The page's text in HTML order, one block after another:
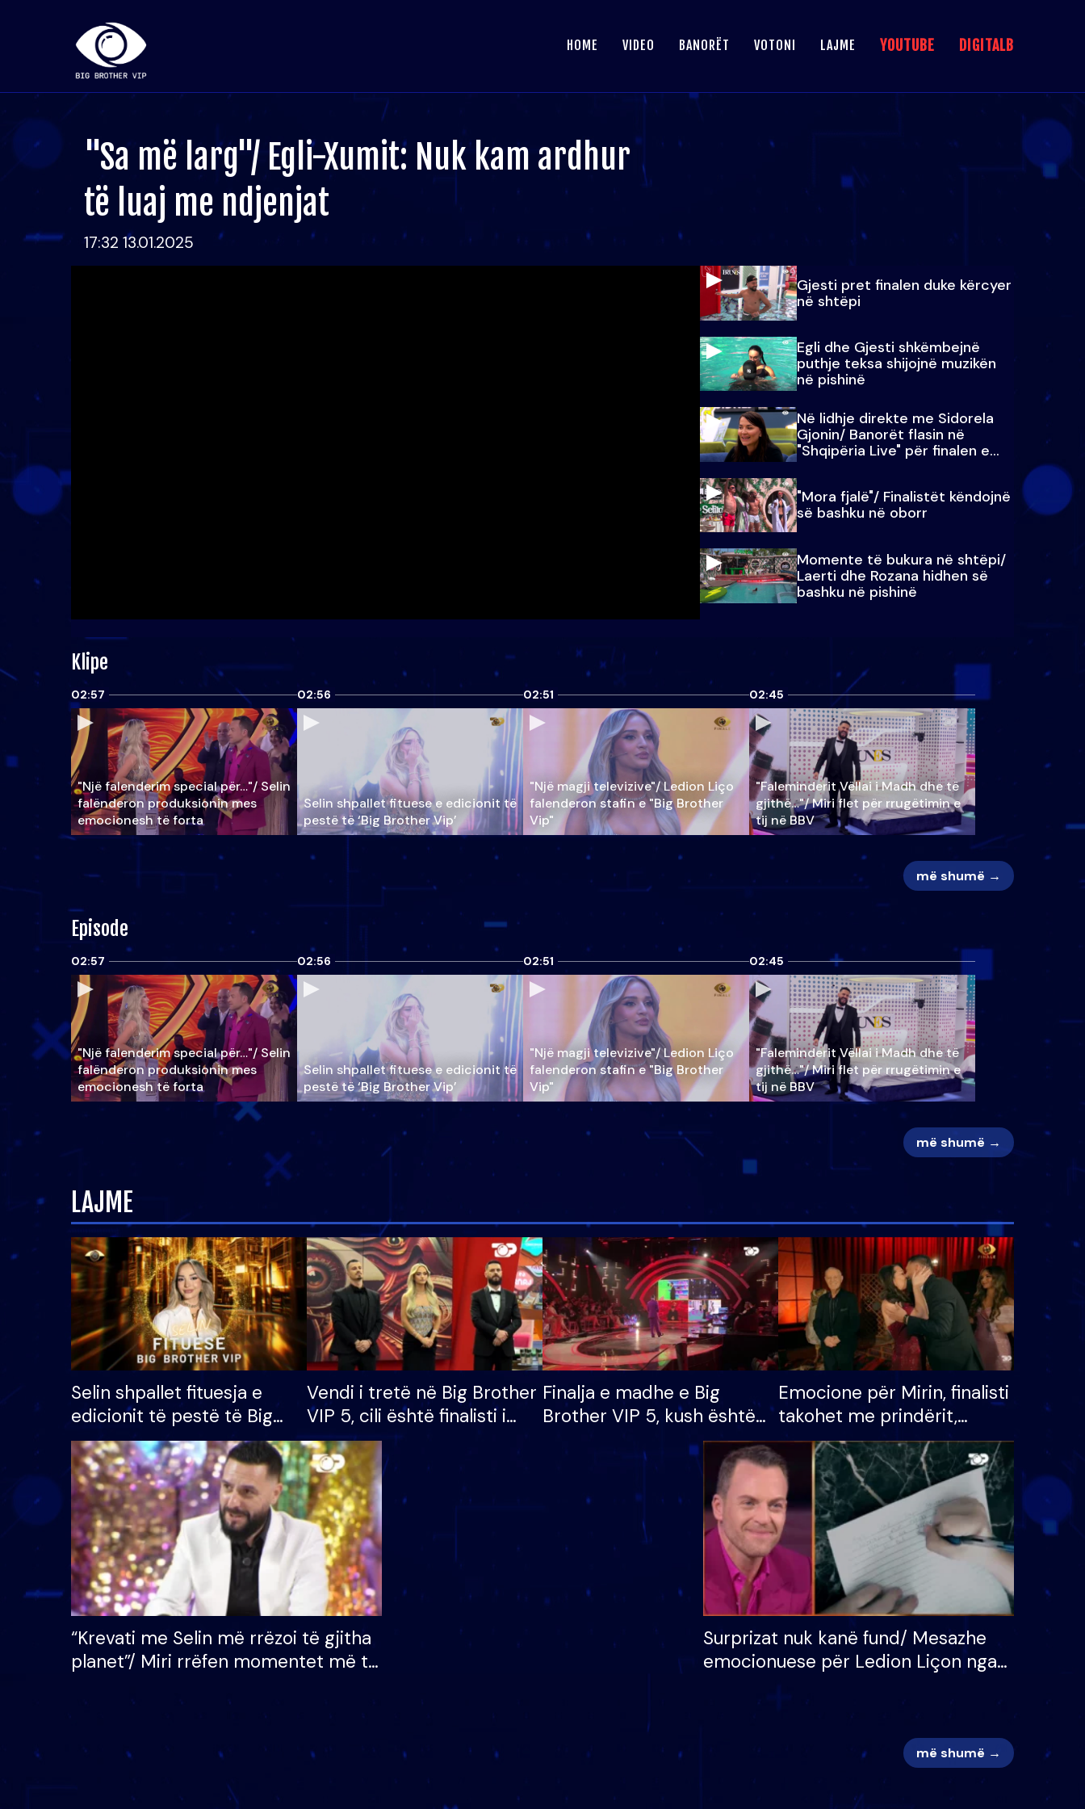
HOME VIDEO BANORËT VOTONI LAJME YOUTUBE DIGITALB
"Sa më larg"/ Egli-Xumit: Nuk kam ardhur
të luaj me ndjenjat
17:32 13.01.2025
Gjesti pret finalen duke kërcyer
në shtëpi
Egli dhe Gjesti shkëmbejnë
puthje teksa shijojnë muzikën
në pishinë
Në lidhje direkte me Sidorela
Gjonin/ Banorët flasin në
"Shqipëria Live" për finalen e
madhe
"Mora fjalë"/ Finalistët këndojnë
së bashku në oborr
Momente të bukura në shtëpi/
Laerti dhe Rozana hidhen së
bashku në pishinë
Klipe
02:57
"Një falenderim special për…"/ Selin
falënderon produksionin mes
emocionesh të forta
02:56
Selin shpallet fituese e edicionit të
pestë të ‘Big Brother Vip’
02:51
"Një magji televizive"/ Ledion Liço
falenderon stafin e "Big Brother
Vip"
02:45
"Faleminderit Vëllai i Madh dhe të
gjithë…"/ Miri flet për rrugëtimin e
tij në BBV
më shumë →
Episode
02:57
"Një falenderim special për…"/ Selin
falënderon produksionin mes
emocionesh të forta
02:56
Selin shpallet fituese e edicionit të
pestë të ‘Big Brother Vip’
02:51
"Një magji televizive"/ Ledion Liço
falenderon stafin e "Big Brother
Vip"
02:45
"Faleminderit Vëllai i Madh dhe të
gjithë…"/ Miri flet për rrugëtimin e
tij në BBV
më shumë →
LAJME
Selin shpallet fituesja e
edicionit të pestë të Big
Brother VIP, rrëmben
çmimin e madh prej 100
mijë eurosh
Vendi i tretë në Big Brother
VIP 5, cili është finalisti i
radhës që lë shtëpinë
Finalja e madhe e Big
Brother VIP 5, kush është
banori i parë që lë shtëpinë
dhe humb mundësinë për
të fituar çmimin e madh
Emocione për Mirin, finalisti
takohet me prindërit,
vajzën dhe bashkëshorten:
S’kemi ndonjë letër divorci
apo jo?
“Krevati me Selin më rrëzoi të gjitha
planet”/ Miri rrëfen momentet më të
mungojë zilja e mëngjesit kur…
Surprizat nuk kanë fund/ Mesazhe
emocionuese për Ledion Liçon nga
më shumë →